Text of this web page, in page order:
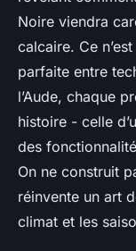
Noire viendra
calcaire. Ce
parfaite entre
l’Aude, chaque
histoire - celle
des
On ne construit
réinvente un art
climat et les